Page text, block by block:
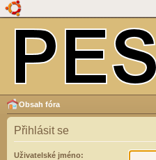
Obsah fóra
Přihlásit se
Uživatelské jméno: